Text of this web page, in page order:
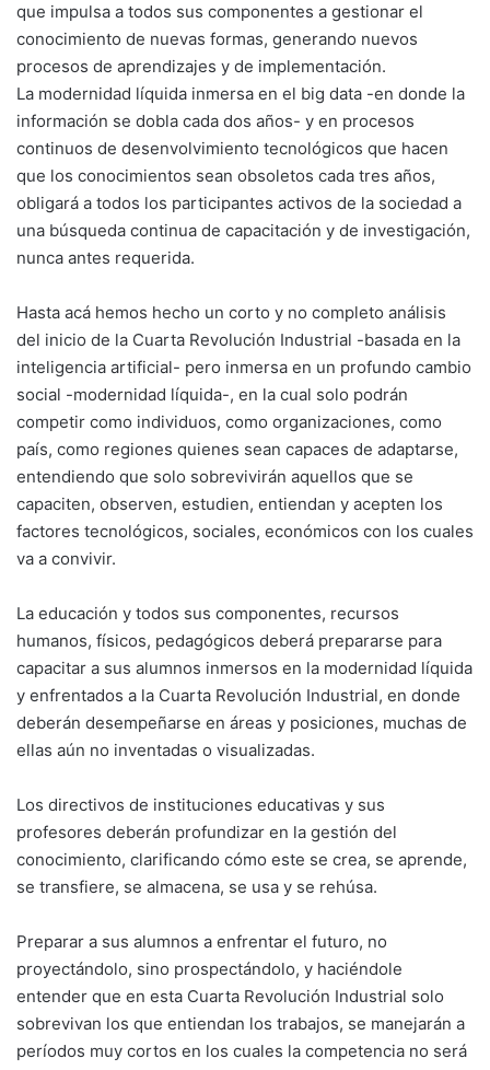
que impulsa a todos sus componentes a gestionar el
conocimiento de nuevas formas, generando nuevos
procesos de aprendizajes y de implementación.
La modernidad líquida inmersa en el big data -en donde la
información se dobla cada dos años- y en procesos
continuos de desenvolvimiento tecnológicos que hacen
que los conocimientos sean obsoletos cada tres años,
obligará a todos los participantes activos de la sociedad a
una búsqueda continua de capacitación y de investigación,
nunca antes requerida.
Hasta acá hemos hecho un corto y no completo análisis
del inicio de la Cuarta Revolución Industrial -basada en la
inteligencia artificial- pero inmersa en un profundo cambio
social -modernidad líquida-, en la cual solo podrán
competir como individuos, como organizaciones, como
país, como regiones quienes sean capaces de adaptarse,
entendiendo que solo sobrevivirán aquellos que se
capaciten, observen, estudien, entiendan y acepten los
factores tecnológicos, sociales, económicos con los cuales
va a convivir.
La educación y todos sus componentes, recursos
humanos, físicos, pedagógicos deberá prepararse para
capacitar a sus alumnos inmersos en la modernidad líquida
y enfrentados a la Cuarta Revolución Industrial, en donde
deberán desempeñarse en áreas y posiciones, muchas de
ellas aún no inventadas o visualizadas.
Los directivos de instituciones educativas y sus
profesores deberán profundizar en la gestión del
conocimiento, clarificando cómo este se crea, se aprende,
se transfiere, se almacena, se usa y se rehúsa.
Preparar a sus alumnos a enfrentar el futuro, no
proyectándolo, sino prospectándolo, y haciéndole
entender que en esta Cuarta Revolución Industrial solo
sobrevivan los que entiendan los trabajos, se manejarán a
períodos muy cortos en los cuales la competencia no será